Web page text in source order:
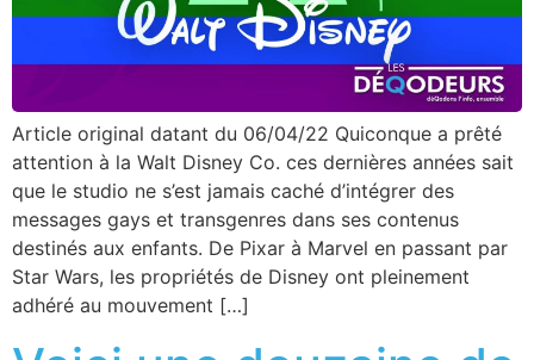
Article original datant du 06/04/22 Quiconque a prêté
attention à la Walt Disney Co. ces dernières années sait
que le studio ne s’est jamais caché d’intégrer des
messages gays et transgenres dans ses contenus
destinés aux enfants. De Pixar à Marvel en passant par
Star Wars, les propriétés de Disney ont pleinement
adhéré au mouvement […]